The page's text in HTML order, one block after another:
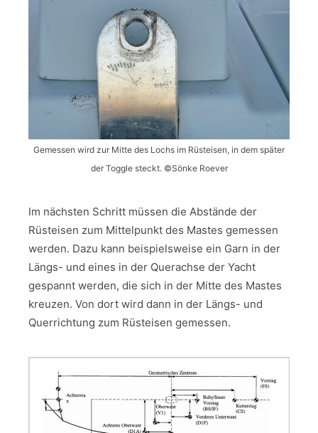
Gemessen wird zur Mitte des Lochs im Rüsteisen, in dem später
der Toggle steckt. ©Sönke Roever
Im nächsten Schritt müssen die Abstände der
Rüsteisen zum Mittelpunkt des Mastes gemessen
werden. Dazu kann beispielsweise ein Garn in der
Längs- und eines in der Querachse der Yacht
gespannt werden, die sich in der Mitte des Mastes
kreuzen. Von dort wird dann in der Längs- und
Querrichtung zum Rüsteisen gemessen.